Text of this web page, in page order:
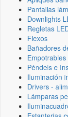
Pantallas
Downlights
Regletas
Flexos
Bañadores
Péndels e
Iluminación
Drivers -
Lámparas